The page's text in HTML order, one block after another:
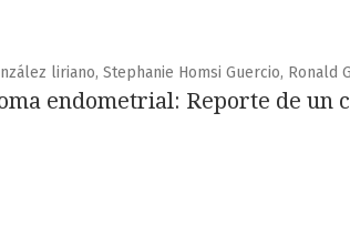
liriano, Stephanie Homsi Guercio, Ronald
endometrial: Reporte de un